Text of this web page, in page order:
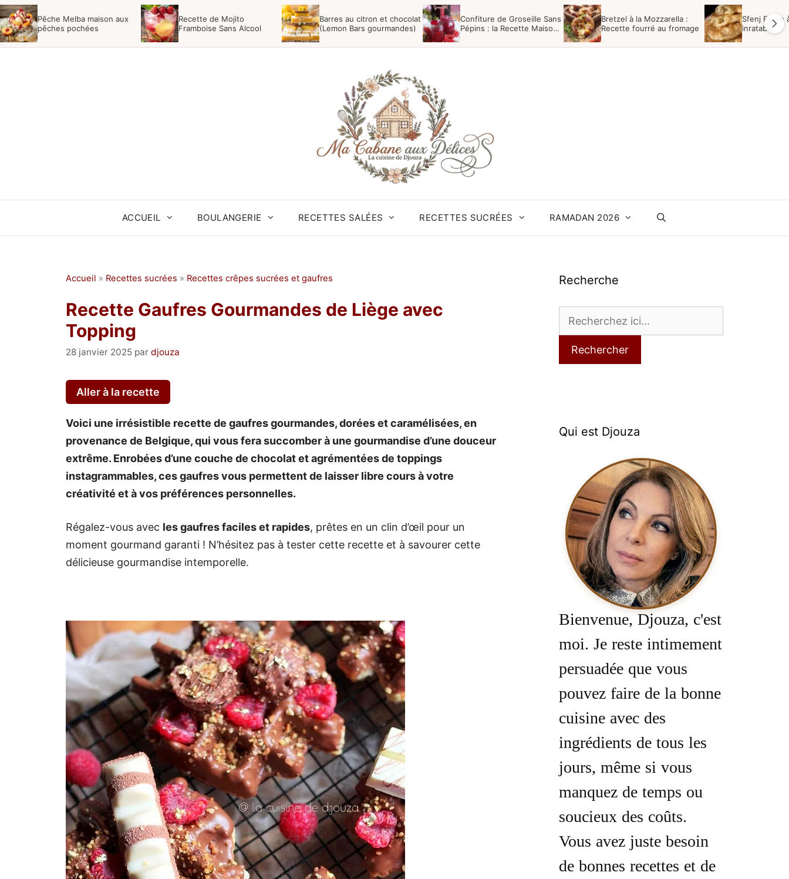
Aller
au
contenu
Pêche Melba maison aux
pêches pochées
Recette de Mojito
Framboise Sans Alcool
Barres au citron et chocolat
(Lemon Bars gourmandes)
Confiture de Groseille Sans
Pépins : la Recette Maison
Bretzel à la Mozzarella :
Recette fourré au fromage
Sfenj Facile
inratable
ACCUEIL BOULANGERIE RECETTES SALÉES RECETTES SUCRÉES RAMADAN 2026
Accueil » Recettes sucrées » Recettes crêpes sucrées et gaufres
Recette Gaufres Gourmandes de Liège avec
Topping
28 janvier 2025 par djouza
Aller à la recette
Voici une irrésistible recette de gaufres gourmandes, dorées et caramélisées, en
provenance de Belgique, qui vous fera succomber à une gourmandise d’une douceur
extrême. Enrobées d’une couche de chocolat et agrémentées de toppings
instagrammables, ces gaufres vous permettent de laisser libre cours à votre
créativité et à vos préférences personnelles.
Régalez-vous avec les gaufres faciles et rapides, prêtes en un clin d’œil pour un
moment gourmand garanti ! N’hésitez pas à tester cette recette et à savourer cette
délicieuse gourmandise intemporelle.
Recherche
Rechercher
Qui est Djouza
Bienvenue, Djouza, c'est
moi. Je reste intimement
persuadée que vous
pouvez faire de la bonne
cuisine avec des
ingrédients de tous les
jours, même si vous
manquez de temps ou
soucieux des coûts.
Vous avez juste besoin
de bonnes recettes et de